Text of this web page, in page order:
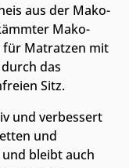
aus der Mako-
Mako-
für Matratzen mit
das
Sitz.
und verbessert
und
bleibt auch